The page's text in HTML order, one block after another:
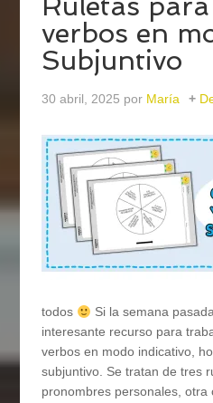
verbos en
Subjuntivo
30 abril, 2025 por María
todos
Si la semana
interesante recurso para
verbos en modo indicativo,
subjuntivo. Se tratan de tres
pronombres personales,